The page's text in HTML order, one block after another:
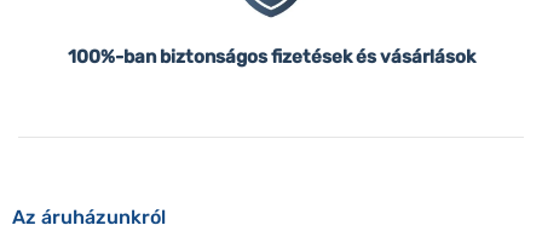
100%-ban biztonságos fizetések és vásárlások
Az áruházunkról